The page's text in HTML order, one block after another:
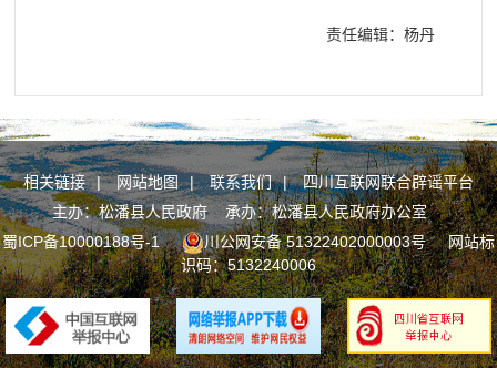
责任编辑：杨丹
相关链接 | 网站地图 | 联系我们 |
四川互联网联合辟谣平台
主办：松潘县人民政府 承办：松潘县人民政府办公室
蜀ICP备10000188号-1
川公网安备 51322402000003号网站标
识码：5132240006